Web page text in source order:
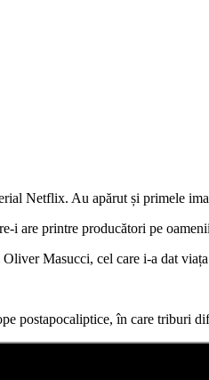
Netflix. Au apărut și primele
i are printre producători pe
Oliver Masucci, cel care i-a dat
postapocaliptice, în care triburi